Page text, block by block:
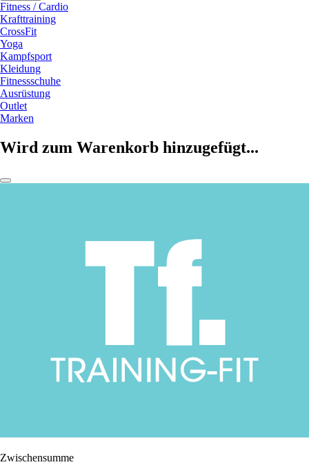
Fitness / Cardio
Krafttraining
CrossFit
Yoga
Kampfsport
Kleidung
Fitnessschuhe
Ausrüstung
Outlet
Marken
Wird zum Warenkorb hinzugefügt...
Zwischensumme